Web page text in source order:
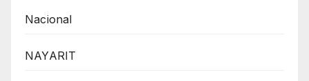
Nacional
NAYARIT